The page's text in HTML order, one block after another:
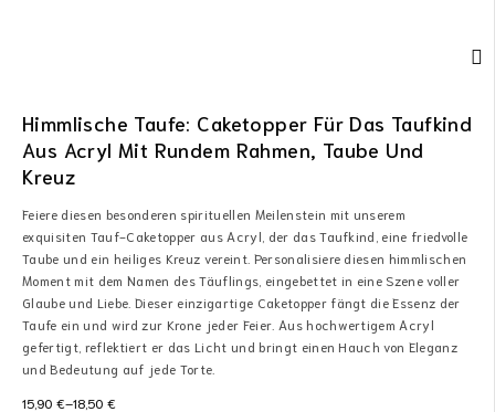
Himmlische Taufe: Caketopper Für Das Taufkind
Aus Acryl Mit Rundem Rahmen, Taube Und
Kreuz
Feiere diesen besonderen spirituellen Meilenstein mit unserem
exquisiten Tauf-Caketopper aus Acryl, der das Taufkind, eine friedvolle
Taube und ein heiliges Kreuz vereint. Personalisiere diesen himmlischen
Moment mit dem Namen des Täuflings, eingebettet in eine Szene voller
Glaube und Liebe. Dieser einzigartige Caketopper fängt die Essenz der
Taufe ein und wird zur Krone jeder Feier. Aus hochwertigem Acryl
gefertigt, reflektiert er das Licht und bringt einen Hauch von Eleganz
und Bedeutung auf jede Torte.
15,90 €–18,50 €